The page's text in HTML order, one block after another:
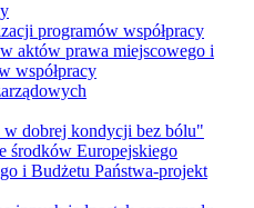
programów współpracy
aktów prawa miejscowego i
współpracy
w dobrej kondycji bez bólu"
środków Europejskiego
i Budżetu Państwa-projekt